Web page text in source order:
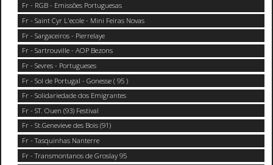
Fr - RGB - Emissões Portuguesas
Fr - Saint Cyr L'ecole - Mini Feiras Novas
Fr - Sargaceiros - Pierrelaye
Fr - Sartrouville - AOP Bezons
Fr - Sevres - Portugueses
Fr - Sol de Portugal - Gonesse ( 95 )
Fr - Solidariedade dos Emigrantes
Fr - ST. Ouen (93) Festival
Fr - St.Genevieve des Bois (91)
Fr - Tasquinhas Nanterre
Fr - Transmontanos de Groslay 95